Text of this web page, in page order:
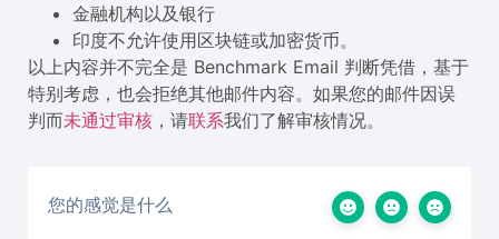
金融机构以及银行
印度不允许使用区块链或加密货币。
以上内容并不完全是 Benchmark Email 判断凭借，基于
特别考虑，也会拒绝其他邮件内容。如果您的邮件因误
判而未通过审核 ，请联系我们了解审核情况。
您的感觉是什么